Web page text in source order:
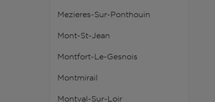
Mezieres-Sur-Ponthouin
Mont-St-Jean
Montfort-Le-Gesnois
Montmirail
Montval-Sur-Loir